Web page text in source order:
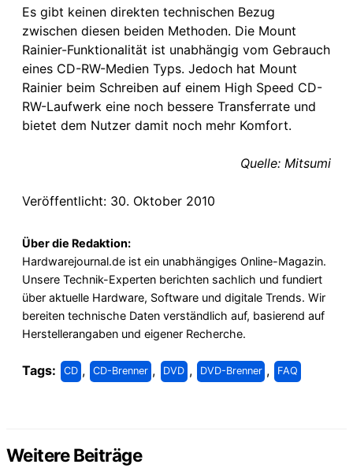
Es gibt keinen direkten technischen Bezug
zwischen diesen beiden Methoden. Die Mount
Rainier-Funktionalität ist unabhängig vom Gebrauch
eines CD-RW-Medien Typs. Jedoch hat Mount
Rainier beim Schreiben auf einem High Speed CD-
RW-Laufwerk eine noch bessere Transferrate und
bietet dem Nutzer damit noch mehr Komfort.
Quelle: Mitsumi
Veröffentlicht: 30. Oktober 2010
Über die Redaktion:
Hardwarejournal.de ist ein unabhängiges Online-Magazin.
Unsere Technik-Experten berichten sachlich und fundiert
über aktuelle Hardware, Software und digitale Trends. Wir
bereiten technische Daten verständlich auf, basierend auf
Herstellerangaben und eigener Recherche.
Tags: CD , CD-Brenner , DVD , DVD-Brenner , FAQ
Weitere Beiträge